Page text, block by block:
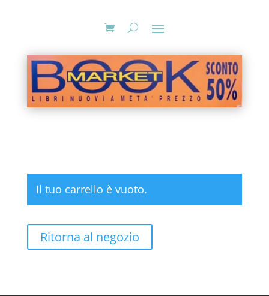
Il tuo carrello è vuoto.
Ritorna al negozio